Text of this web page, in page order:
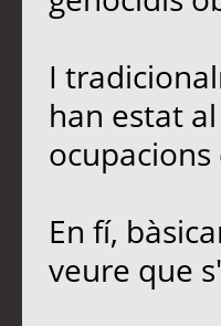
I
han estat
ocupacions
En fí,
veure que